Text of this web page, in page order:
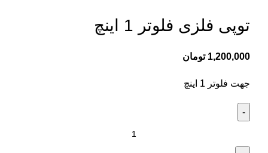
توپی فلزی فلوتر 1 اینچ
1,200,000 تومان
جهت فلوتر 1 اینچ